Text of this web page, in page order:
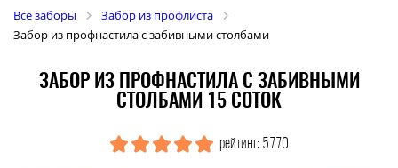
Все заборы
Забор из профлиста
Забор из профнастила с забивными столбами
ЗАБОР ИЗ ПРОФНАСТИЛА С ЗАБИВНЫМИ
СТОЛБАМИ 15 СОТОК
рейтинг: 5770